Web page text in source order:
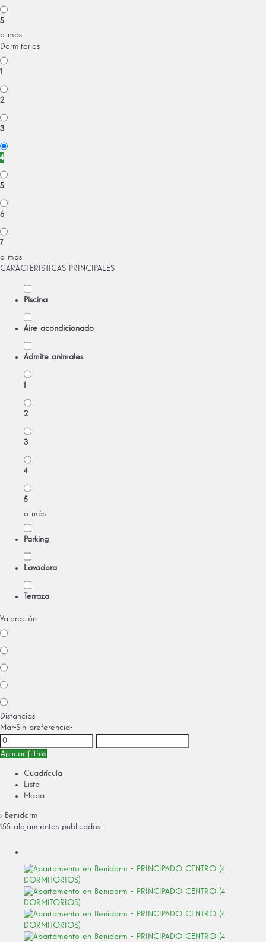
5
o más
Dormitorios
1
2
3
4
5
6
7
o más
CARACTERÍSTICAS PRINCIPALES
Piscina
Aire acondicionado
Admite animales
1
2
3
4
5
o más
Parking
Lavadora
Terraza
Valoración
Distancias
Mar-Sin preferencia-
Aplicar filtros
Cuadrícula
Lista
Mapa
› Benidorm
155 alojamientos publicados